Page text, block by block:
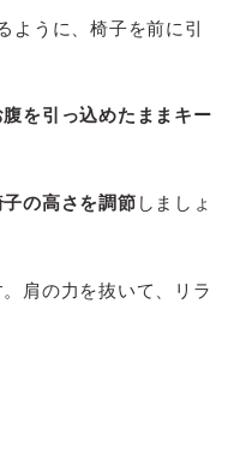
ように、椅子を前に引
腹を引っ込めたままキー
子の高さを調節 しましょ
肩の力を抜いて、リラ